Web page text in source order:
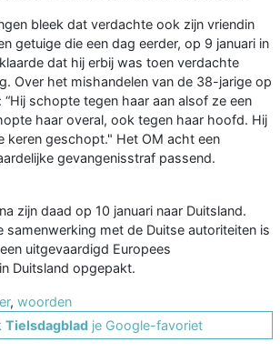
bleek dat verdachte ook zijn vriendin
getuige die een dag eerder, op 9 januari in
dat hij erbij was toen verdachte
Over het mishandelen van de 38-jarige op
“Hij schopte tegen haar aan alsof ze een
haar overal, ook tegen haar hoofd. Hij
keren geschopt." Het OM acht een
gevangenisstraf passend.
zijn daad op 10 januari naar Duitsland.
samenwerking met de Duitse autoriteiten is
uitgevaardigd Europees
Duitsland opgepakt.
, woorden
Tielsdagblad je Google-favoriet